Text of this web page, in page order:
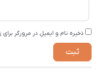
ذخیره نام و ایمیل در مرورگر